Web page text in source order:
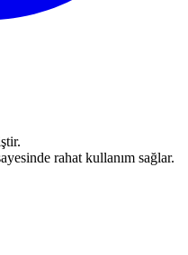
rahat kullanım sağlar.